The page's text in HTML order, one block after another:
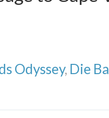
Odyssey, Die